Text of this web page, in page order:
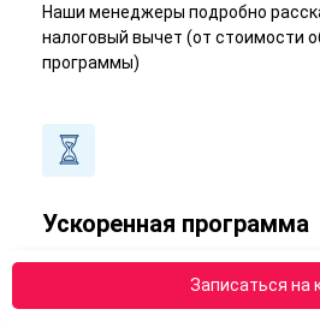
Записаться на
Наши менеджеры подробно
налоговый вычет (от стоимости
программы)
Ускоренная программа
Наши менеджеры расскажут,